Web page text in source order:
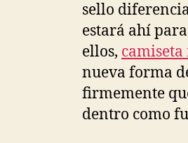
sello
estará ahí
ellos,
nueva forma
firmemente
dentro como